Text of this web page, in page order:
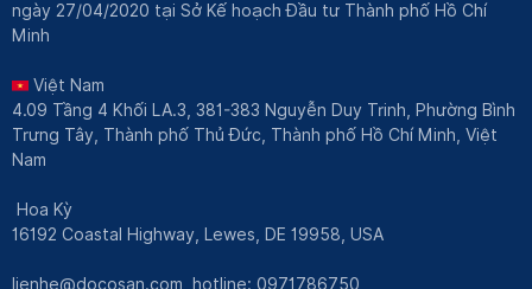
ngày 27/04/2020 tại Sở Kế hoạch Đầu tư Thành phố Hồ Chí
Minh
Việt Nam
4.09 Tầng 4 Khối LA.3, 381-383 Nguyễn Duy Trinh, Phường Bình
Trưng Tây, Thành phố Thủ Đức, Thành phố Hồ Chí Minh, Việt
Nam
Hoa Kỳ
16192 Coastal Highway, Lewes, DE 19958, USA
lienhe@docosan.com , hotline: 0971786750